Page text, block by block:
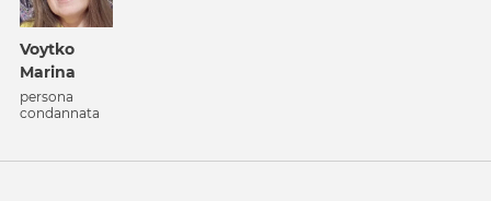
Voytko
Marina
persona
condannata